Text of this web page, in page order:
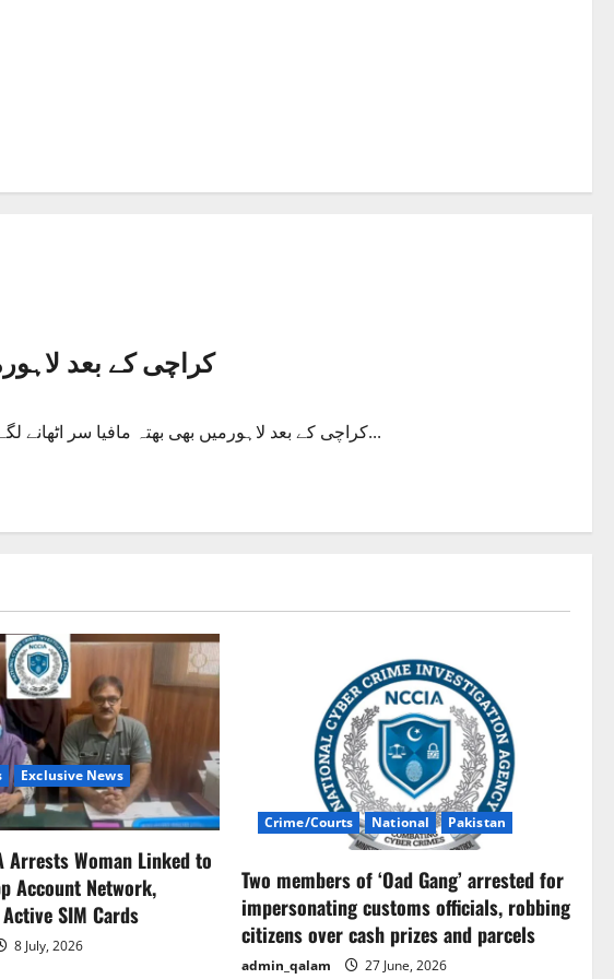
کراچی کے بعد
کراچی کے بعد لاہورمیں بھی بھتہ مافیا سر اٹھانے لگے مانگامنڈی کے رہائشی فیکڑی مینجر عمران کو...
Exclusive News
Arrests Woman Linked to
Account Network,
SIM Cards
8 July, 2026
Crime/Courts National Pakistan
Two members of ‘Oad Gang’ arrested for
impersonating customs officials, robbing
citizens over cash prizes and parcels
admin_qalam 27 June, 2026